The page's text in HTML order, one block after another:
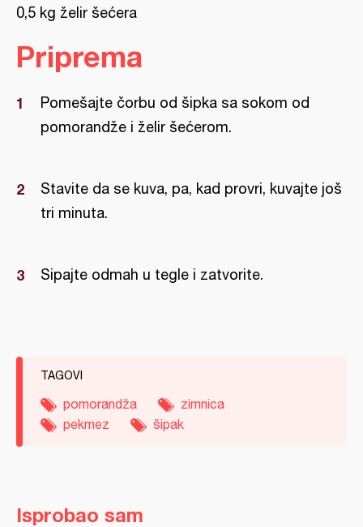
0,5 kg želir šećera
Priprema
Pomešajte čorbu od šipka sa sokom od
pomorandže i želir šećerom.
Stavite da se kuva, pa, kad provri, kuvajte još
tri minuta.
Sipajte odmah u tegle i zatvorite.
TAGOVI
pomorandža
zimnica
pekmez
šipak
Isprobao sam